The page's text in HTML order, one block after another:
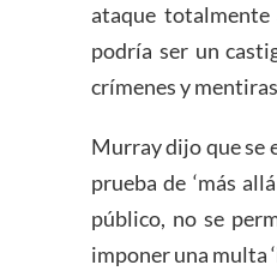
ataque
podría ser un
crímenes y
Murray dijo que se
prueba de ‘más
público, no se
imponer una multa